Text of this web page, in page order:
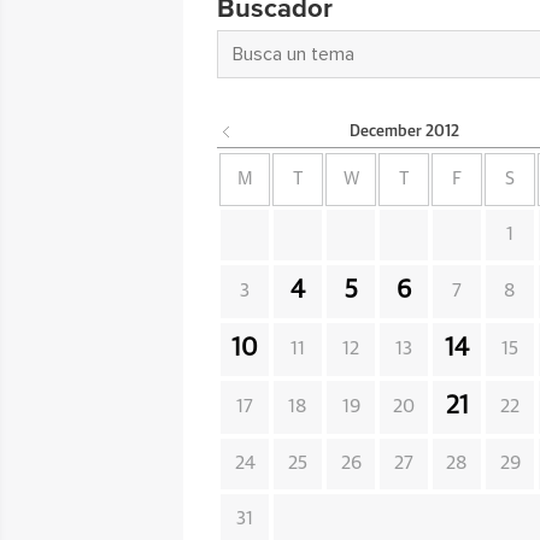
Buscador
December 2012
M W F S
1
3 4 5 6 7 8
10 11 12 13 14 15
17 18 19 20 21 22
24 25 26 27 28 29
31